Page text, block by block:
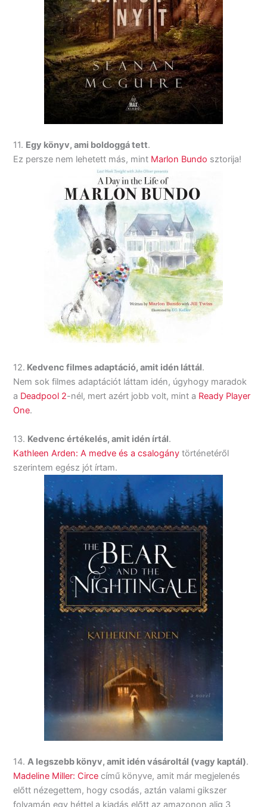
11. Egy könyv, ami boldoggá tett.
Ez persze nem lehetett más, mint Marlon Bundo sztorija!
12. Kedvenc filmes adaptáció, amit idén láttál.
Nem sok filmes adaptációt láttam idén, úgyhogy maradok
a Deadpool 2-nél, mert azért jobb volt, mint a Ready Player
One.
13. Kedvenc értékelés, amit idén írtál.
Kathleen Arden: A medve és a csalogány történetéről
szerintem egész jót írtam.
14.A legszebb könyv, amit idén vásároltál (vagy kaptál).
Madeline Miller: Circe című könyve, amit már megjelenés
előtt nézegettem, hogy csodás, aztán valami gikszer
folyamán egy héttel a kiadás előtt az amazonon alig 3